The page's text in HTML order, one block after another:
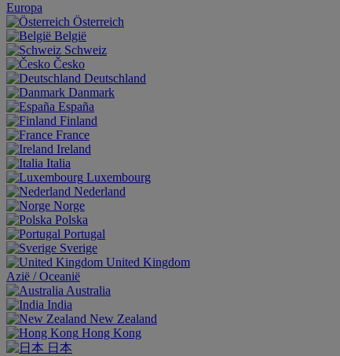
Europa
Österreich
België
Schweiz
Česko
Deutschland
Danmark
España
Finland
France
Ireland
Italia
Luxembourg
Nederland
Norge
Polska
Portugal
Sverige
United Kingdom
Aziё / Oceaniё
Australia
India
New Zealand
Hong Kong
日本